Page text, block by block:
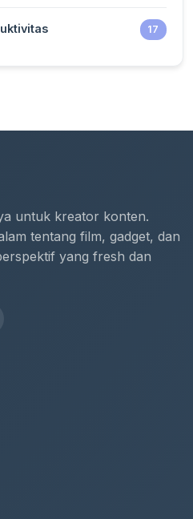
17
untuk kreator konten.
tentang film, gadget, dan
yang fresh dan